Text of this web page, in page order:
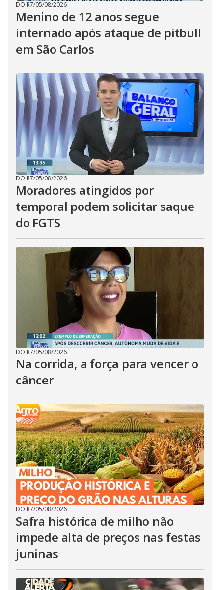
DO R7/05/08/2026
Menino de 12 anos segue
internado após ataque de pitbull
em São Carlos
DO R7/05/08/2026
Moradores atingidos por
temporal podem solicitar saque
do FGTS
DO R7/05/08/2026
Na corrida, a força para vencer o
câncer
DO R7/05/08/2026
Safra histórica de milho não
impede alta de preços nas festas
juninas